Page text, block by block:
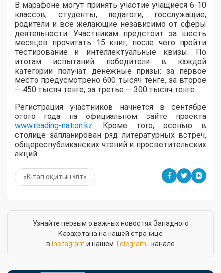
В марафоне могут принять участие учащиеся 6-10
классов, студенты, педагоги, госслужащие,
родители и все желающие независимо от сферы
деятельности. Участникам предстоит за шесть
месяцев прочитать 15 книг, после чего пройти
тестирование и интеллектуальные квизы. По
итогам испытаний победители в каждой
категории получат денежные призы: за первое
место предусмотрено 600 тысяч тенге, за второе
— 450 тысяч тенге, за третье — 300 тысяч тенге.
Регистрация участников начнется в сентябре
этого года на официальном сайте проекта
www.reading-nation.kz. Кроме того, осенью в
столице запланирован ряд литературных встреч,
общереспубликанских чтений и просветительских
акций.
«Кітап оқитын ұлт»
Узнайте первым о важных новостях Западного
Казахстана на нашей странице
в Instagram и нашем Telegram - канале